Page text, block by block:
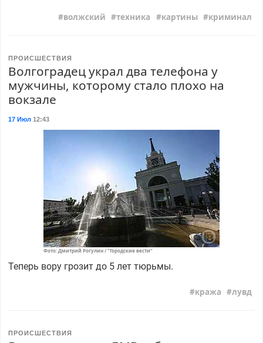
волжский техника картины криминал
ПРОИСШЕСТВИЯ
Волгоградец украл два телефона у
мужчины, которому стало плохо на
вокзале
17 Июл12:43
Фото: Дмитрий Рогулин / "Городские вести"
Теперь вору грозит до 5 лет тюрьмы.
кража лувд
ПРОИСШЕСТВИЯ